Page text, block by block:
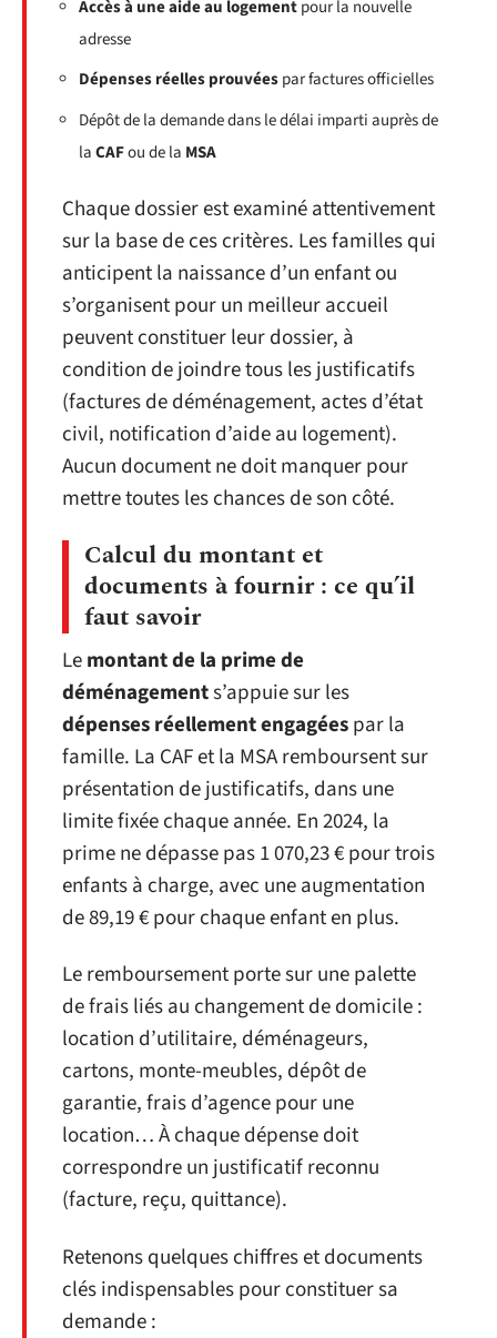
Accès à une aide au logementpour la nouvelle
adresse
Dépenses réelles prouvéespar factures officielles
Dépôt de la demande dans le délai imparti auprès de
laCAFou de la MSA
Chaque dossier est examiné attentivement
sur la base de ces critères. Les familles qui
anticipent la naissance d’un enfant ou
s’organisent pour un meilleur accueil
peuvent constituer leur dossier, à
condition de joindre tous les justificatifs
(factures de déménagement, actes d’état
civil, notification d’aide au logement).
Aucun document ne doit manquer pour
mettre toutes les chances de son côté.
Calcul du montant et
documents à fournir : ce qu’il
faut savoir
Lemontant de la prime de
déménagements’appuie sur les
dépenses réellement engagéespar la
famille. La CAF et la MSA remboursent sur
présentation de justificatifs, dans une
limite fixée chaque année. En 2024, la
prime ne dépasse pas 1 070,23 € pour trois
enfants à charge, avec une augmentation
de 89,19 € pour chaque enfant en plus.
Le remboursement porte sur une palette
de frais liés au changement de domicile :
location d’utilitaire, déménageurs,
cartons, monte-meubles, dépôt de
garantie, frais d’agence pour une
location… À chaque dépense doit
correspondre un justificatif reconnu
(facture, reçu, quittance).
Retenons quelques chiffres et documents
clés indispensables pour constituer sa
demande :